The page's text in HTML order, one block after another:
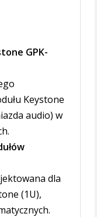
GPK-
Keystone
audio) w
dla
(1U),